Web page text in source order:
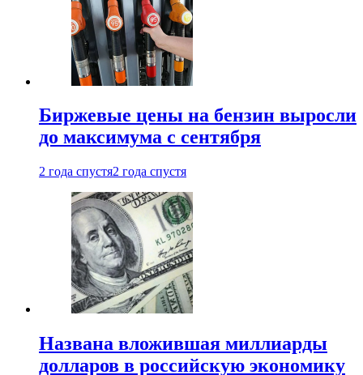
Биржевые цены на бензин выросли
до максимума с сентября
2 года спустя2 года спустя
Названа вложившая миллиарды
долларов в российскую экономику